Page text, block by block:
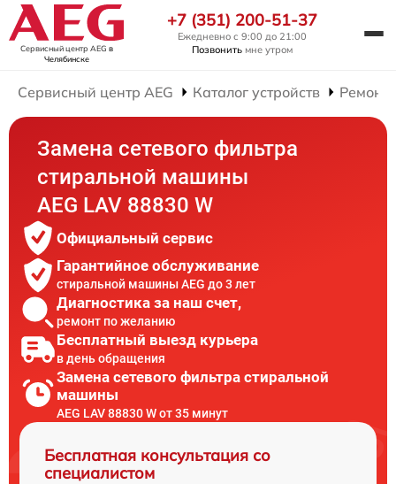
Сервисный центр AEG в
Челябинске
+7 (351) 200-51-37
Ежедневно с 9:00 до 21:00
Позвонить мне утром
Сервисный центр AEG Каталог устройств Ремонт
Замена сетевого фильтра
стиральной машины
AEG LAV 88830 W
Официальный сервис
Гарантийное обслуживание
стиральной машины AEG до 3 лет
Диагностика за наш счет,
ремонт по желанию
Бесплатный выезд курьера
в день обращения
Замена сетевого фильтра стиральной
машины
AEG LAV 88830 W от 35 минут
Бесплатная консультация со
специалистом